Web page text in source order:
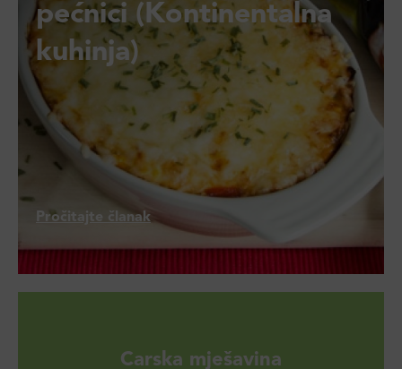
pećnici (Kontinentalna
kuhinja)
Pročitajte članak
Carska mješavina